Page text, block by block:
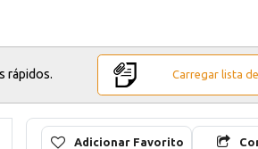
rápidos. Carregar lista
Adicionar Favorito